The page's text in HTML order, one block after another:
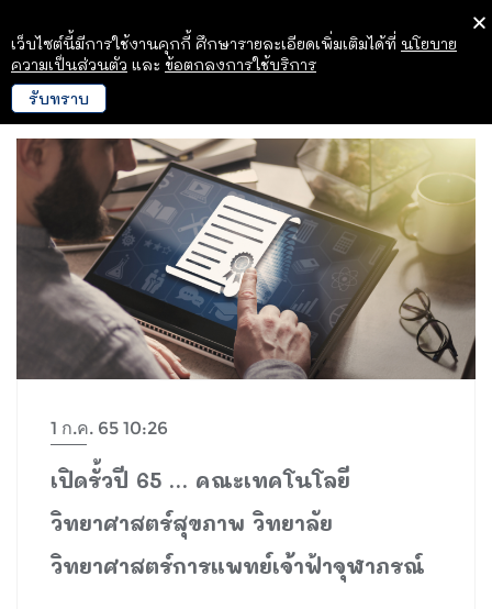
1 ก.ค. 65 10:26
เปิดรั้วปี 65 … คณะเทคโนโลยี
วิทยาศาสตร์สุขภาพ วิทยาลัย
วิทยาศาสตร์การแพทย์เจ้าฟ้าจุฬาภรณ์
เว็บไซต์นี้มีการใช้งานคุกกี้ ศึกษารายละเอียดเพิ่มเติมได้ที่ นโยบาย
ความเป็นส่วนตัว และ ข้อตกลงการใช้บริการ
รับทราบ